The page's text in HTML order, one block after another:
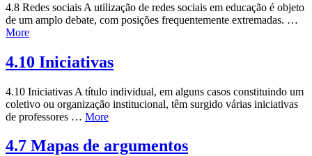
4.8 Redes sociais A utilização de redes sociais em educação é objeto
de um amplo debate, com posições frequentemente extremadas. …
More
4.10 Iniciativas
4.10 Iniciativas A título individual, em alguns casos constituindo um
coletivo ou organização institucional, têm surgido várias iniciativas
de professores … More
4.7 Mapas de argumentos